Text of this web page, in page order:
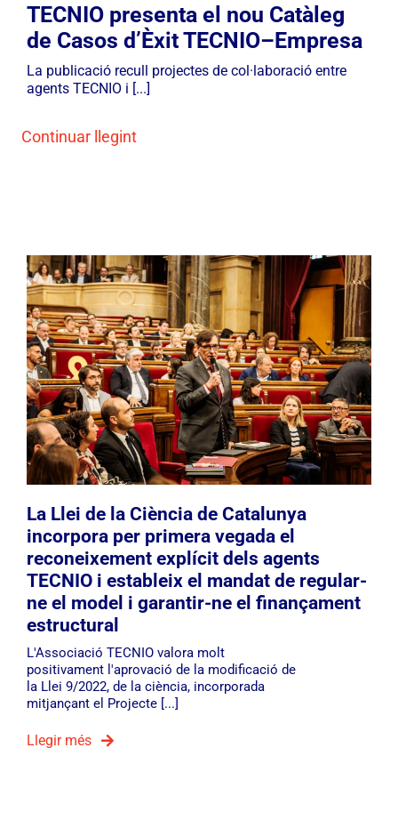
TECNIO presenta el nou Catàleg
de Casos d’Èxit TECNIO–Empresa
La publicació recull projectes de col·laboració entre
agents TECNIO i [...]
Continuar llegint
La Llei de la Ciència de Catalunya
incorpora per primera vegada el
reconeixement explícit dels agents
TECNIO i estableix el mandat de regular-
ne el model i garantir-ne el finançament
estructural
L'Associació TECNIO valora molt
positivament l'aprovació de la modificació de
la Llei 9/2022, de la ciència, incorporada
mitjançant el Projecte [...]
Llegir més